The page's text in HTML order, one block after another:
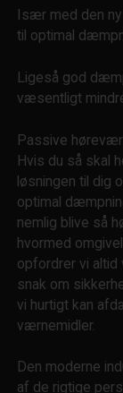
Især med den
til optimal
Ligeså god
væsentligt
Passive
Hvis du så skal
løsningen til dig
optimal
nemlig blive så
hvormed
opfordrer vi altid
snak om
vi hurtigt kan
værnemidler.
Den moderne
af de rigtige